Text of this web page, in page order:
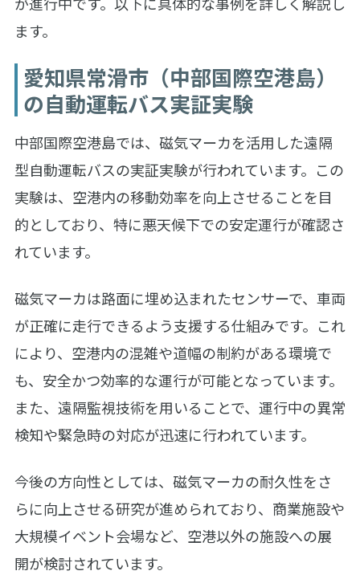
ます。
愛知県常滑市（中部国際空港島）
の自動運転バス実証実験
中部国際空港島では、磁気マーカを活用した遠隔
型自動運転バスの実証実験が行われています。この
実験は、空港内の移動効率を向上させることを目
的としており、特に悪天候下での安定運行が確認さ
れています。
磁気マーカは路面に埋め込まれたセンサーで、車両
が正確に走行できるよう支援する仕組みです。これ
により、空港内の混雑や道幅の制約がある環境で
も、安全かつ効率的な運行が可能となっています。
また、遠隔監視技術を用いることで、運行中の異常
検知や緊急時の対応が迅速に行われています。
今後の方向性としては、磁気マーカの耐久性をさ
らに向上させる研究が進められており、商業施設や
大規模イベント会場など、空港以外の施設への展
開が検討されています。